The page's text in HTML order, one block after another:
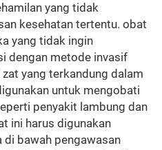
yang tidak
kesehatan tertentu. obat
yang tidak ingin
dengan metode invasif
yang terkandung dalam
untuk mengobati
penyakit lambung dan
ini harus digunakan
di bawah pengawasan